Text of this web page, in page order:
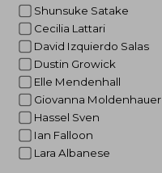
Shunsuke Satake
Cecilia Lattari
David Izquierdo Salas
Dustin Growick
Elle Mendenhall
Giovanna Moldenhauer
Hassel Sven
Ian Falloon
Lara Albanese